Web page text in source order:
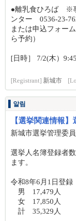
●離乳食ひろば ※
ンター 0536-23-
または申込フォー
ら予約）
[日時］ 7/2(木）
[Registrant] 新城市
알림
【選挙関連情報
新城市選挙管理委員
選挙人名簿登録者
ます。
令和8年6月1日登録
男 17,479人
女 17,850人
計 35,329人